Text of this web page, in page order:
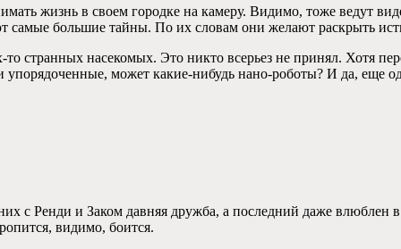
жизнь в своем городке на камеру. Видимо, тоже ведут
самые большие тайны. По их словам они желают раскрыть
странных насекомых. Это никто всерьез не принял. Хотя
может какие-нибудь нано-роботы? И да, еще
с Ренди и Заком давняя дружба, а последний даже влюблен
видимо, боится.